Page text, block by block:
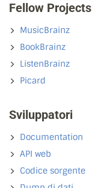
Fellow Projects
MusicBrainz
BookBrainz
ListenBrainz
Picard
Sviluppatori
Documentation
API web
Codice sorgente